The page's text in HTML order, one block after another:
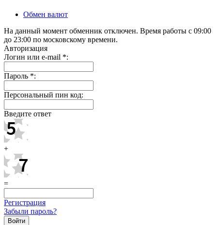
Обмен валют
На данный момент обменник отключен. Время работы с 09:00
до 23:00 по московскому времени.
Авторизация
Логин или e-mail *:
Пароль *:
Персональный пин код:
Введите ответ
+
=
Регистрация
Забыли пароль?